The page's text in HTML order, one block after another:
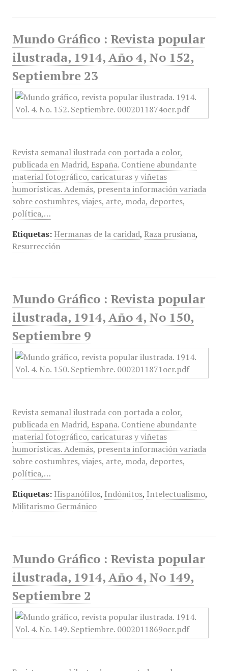
Mundo Gráfico : Revista popular
ilustrada, 1914, Año 4, No 152,
Septiembre 23
Revista semanal ilustrada con portada a color,
publicada en Madrid, España. Contiene abundante
material fotográfico, caricaturas y viñetas
humorísticas. Además, presenta información variada
sobre costumbres, viajes, arte, moda, deportes,
política,…
Etiquetas: Hermanas de la caridad, Raza prusiana,
Resurrección
Mundo Gráfico : Revista popular
ilustrada, 1914, Año 4, No 150,
Septiembre 9
Revista semanal ilustrada con portada a color,
publicada en Madrid, España. Contiene abundante
material fotográfico, caricaturas y viñetas
humorísticas. Además, presenta información variada
sobre costumbres, viajes, arte, moda, deportes,
política,…
Etiquetas: Hispanófilos, Indómitos, Intelectualismo,
Militarismo Germánico
Mundo Gráfico : Revista popular
ilustrada, 1914, Año 4, No 149,
Septiembre 2